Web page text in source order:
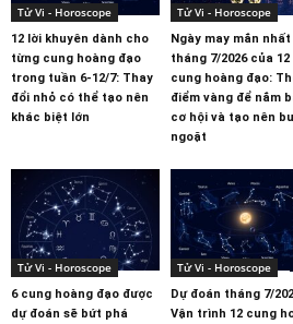
Tử Vi - Horoscope
12 lời khuyên dành cho
từng cung hoàng đạo
trong tuần 6-12/7: Thay
đổi nhỏ có thể tạo nên
khác biệt lớn
Tử Vi - Horoscope
Ngày may mắn nhất
tháng 7/2026 của 12
cung hoàng đạo:
điểm vàng để nắm
cơ hội và tạo nên
ngoặt
Tử Vi - Horoscope
6 cung hoàng đạo được
dự đoán sẽ bứt phá
Tử Vi - Horoscope
Dự đoán tháng 7/
Vận trình 12 cung